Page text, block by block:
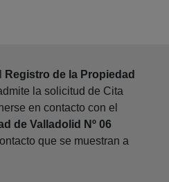
Registro de la Propiedad
la solicitud de Cita
en contacto con el
de Valladolid Nº 06
que se muestran a